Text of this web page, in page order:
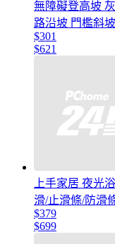
無障礙登高坡
路沿坡 門檻斜
$301
$621
上手家居 夜光
滑/止滑條/防滑
$379
$699